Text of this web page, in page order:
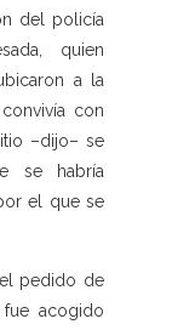
del policía
quien
a la
con
–dijo– se
se habría
el que se
pedido de
acogido